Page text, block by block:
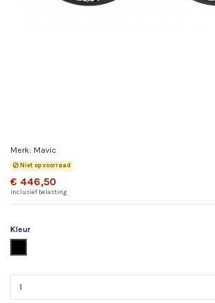
Merk: Mavic
Niet op voorraad
€ 446,50
Inclusief belasting
Kleur